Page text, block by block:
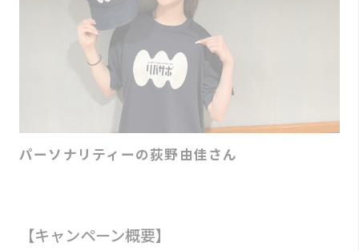
パーソナリティーの荻野由佳さん
【キャンペーン概要】